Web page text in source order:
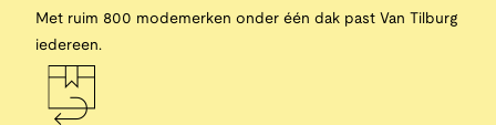
Met ruim 800 modemerken onder één dak past Van Tilburg
iedereen.